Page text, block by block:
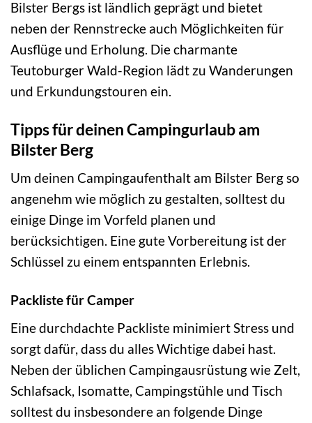
Bilster Bergs ist ländlich geprägt und bietet
neben der Rennstrecke auch Möglichkeiten für
Ausflüge und Erholung. Die charmante
Teutoburger Wald-Region lädt zu Wanderungen
und Erkundungstouren ein.
Tipps für deinen Campingurlaub am
Bilster Berg
Um deinen Campingaufenthalt am Bilster Berg so
angenehm wie möglich zu gestalten, solltest du
einige Dinge im Vorfeld planen und
berücksichtigen. Eine gute Vorbereitung ist der
Schlüssel zu einem entspannten Erlebnis.
Packliste für Camper
Eine durchdachte Packliste minimiert Stress und
sorgt dafür, dass du alles Wichtige dabei hast.
Neben der üblichen Campingausrüstung wie Zelt,
Schlafsack, Isomatte, Campingstühle und Tisch
solltest du insbesondere an folgende Dinge